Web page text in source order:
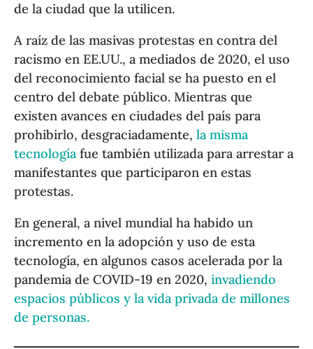
de la ciudad que la utilicen.
A raíz de las masivas protestas en contra del
racismo en EE.UU., a mediados de 2020, el uso
del reconocimiento facial se ha puesto en el
centro del debate público. Mientras que
existen avances en ciudades del país para
prohibirlo, desgraciadamente,la misma
tecnología fue también utilizada para arrestar a
manifestantes que participaron en estas
protestas.
En general, a nivel mundial ha habido un
incremento en la adopción y uso de esta
tecnología, en algunos casos acelerada por la
pandemia de COVID-19 en 2020, invadiendo
espacios públicos y la vida privada de millones
de personas.